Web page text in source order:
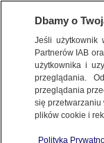
WŁOCHY
po
Dbamy o
Jeśli
Partnerów IAB
użytkownika i
przeglądania.
przeglądania
się
plików cookie i
Polityka